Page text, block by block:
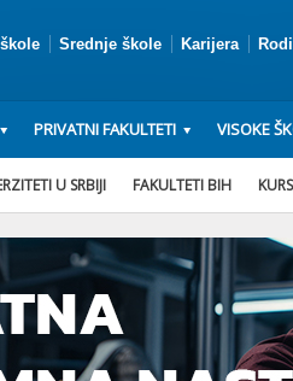
Srednje škole Karijera
PRIVATNI FAKULTETI VISOKE
U SRBIJI FAKULTETI BIH